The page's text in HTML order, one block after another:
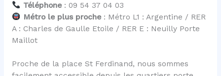
Téléphone: 09 54 37 04 03
Métro le plus proche: Métro L1 : Argentine / RER
A : Charles de Gaulle Etoile / RER E : Neuilly Porte
Maillot
Proche de la place St Ferdinand, nous sommes